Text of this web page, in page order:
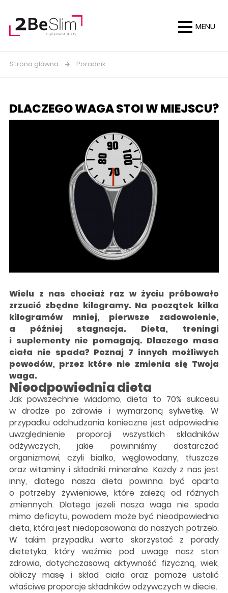
MENU
Strona główna Poradnik
DLACZEGO WAGA STOI W MIEJSCU?
Wielu z nas chociaż raz w życiu próbowało
zrzucić zbędne kilogramy. Na początek kilka
kilogramów mniej, pierwsze zadowolenie,
a później stagnacja. Dieta, treningi
i suplementy nie pomagają. Dlaczego masa
ciała nie spada? Poznaj 7 innych możliwych
powodów, przez które nie zmienia się Twoja
waga.
Nieodpowiednia dieta
Jak powszechnie wiadomo, dieta to 70% sukcesu
w drodze po zdrowie i wymarzoną sylwetkę. W
przypadku odchudzania konieczne jest odpowiednie
uwzględnienie proporcji wszystkich składników
odżywczych, jakie powinniśmy dostarczać
organizmowi, czyli białko, węglowodany, tłuszcze
oraz witaminy i składniki mineralne. Każdy z nas jest
inny, dlatego nasza dieta powinna być oparta
o potrzeby żywieniowe, które zależą od różnych
zmiennych. Dlatego jeżeli nasza waga nie spada
mimo deficytu, powodem może być nieodpowiednia
dieta, która jest niedopasowana do naszych potrzeb.
W takim przypadku warto skorzystać z porady
dietetyka, który weźmie pod uwagę nasz stan
zdrowia, dotychczasową aktywność fizyczną, wiek,
obliczy masę i skład ciała oraz pomoże ustalić
właściwe proporcje składników odżywczych w diecie.